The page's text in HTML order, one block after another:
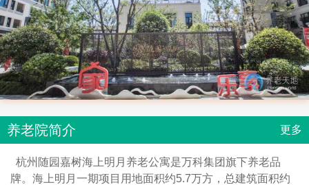
养老院简介 更多
杭州随园嘉树海上明月养老公寓是万科集团旗下养老品
牌。海上明月一期项目用地面积约5.7万方，总建筑面积约